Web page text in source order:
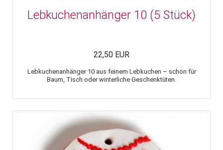
Lebkuchenanhänger 10 (5 Stück)
22,50 EUR
Lebkuchenanhänger 10 aus feinem Lebkuchen – schön für
Baum, Tisch oder winterliche Geschenktüten.